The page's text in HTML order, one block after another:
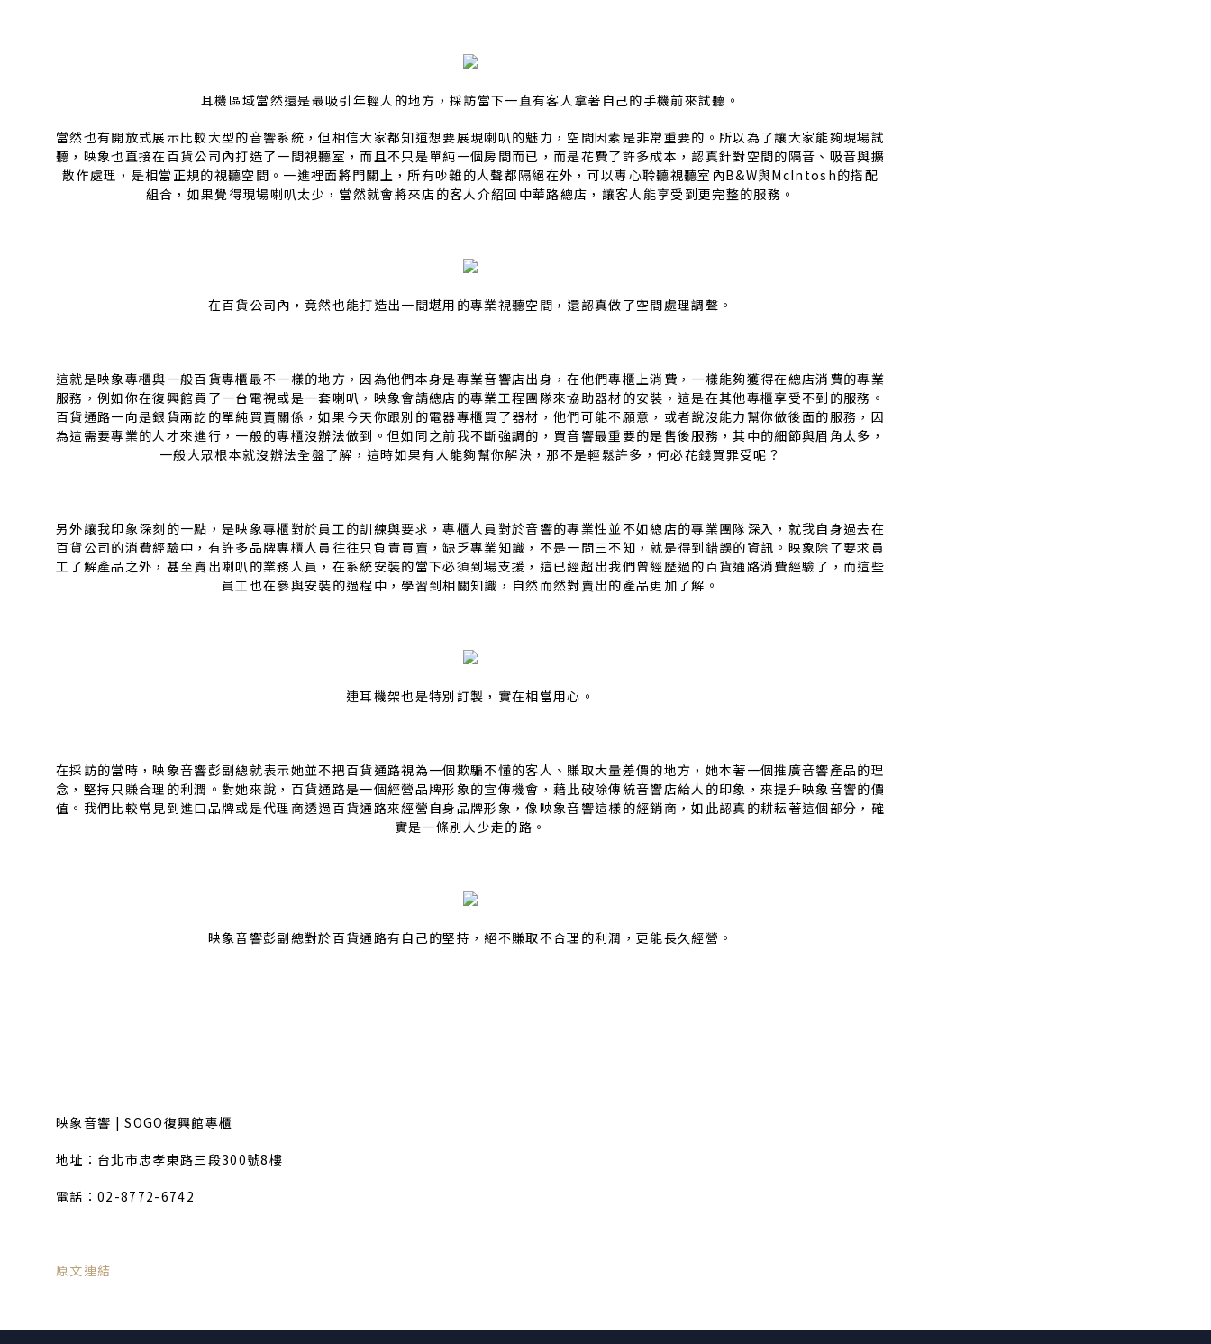
耳機區域當然還是最吸引年輕人的地方，採訪當下一直有客人拿著自己的手機前來試聽。
當然也有開放式展示比較大型的音響系統，但相信大家都知道想要展現喇叭的魅力，空間因素是非常重要的。所以為了讓大家能夠現場試
聽，映象也直接在百貨公司內打造了一間視聽室，而且不只是單純一個房間而已，而是花費了許多成本，認真針對空間的隔音、吸音與擴
散作處理，是相當正規的視聽空間。一進裡面將門關上，所有吵雜的人聲都隔絕在外，可以專心聆聽視聽室內B&W與McIntosh的搭配
組合，如果覺得現場喇叭太少，當然就會將來店的客人介紹回中華路總店，讓客人能享受到更完整的服務。
在百貨公司內，竟然也能打造出一間堪用的專業視聽空間，還認真做了空間處理調聲。
這就是映象專櫃與一般百貨專櫃最不一樣的地方，因為他們本身是專業音響店出身，在他們專櫃上消費，一樣能夠獲得在總店消費的專業
服務，例如你在復興館買了一台電視或是一套喇叭，映象會請總店的專業工程團隊來協助器材的安裝，這是在其他專櫃享受不到的服務。
百貨通路一向是銀貨兩訖的單純買賣關係，如果今天你跟別的電器專櫃買了器材，他們可能不願意，或者說沒能力幫你做後面的服務，因
為這需要專業的人才來進行，一般的專櫃沒辦法做到。但如同之前我不斷強調的，買音響最重要的是售後服務，其中的細節與眉角太多，
一般大眾根本就沒辦法全盤了解，這時如果有人能夠幫你解決，那不是輕鬆許多，何必花錢買罪受呢？
另外讓我印象深刻的一點，是映象專櫃對於員工的訓練與要求，專櫃人員對於音響的專業性並不如總店的專業團隊深入，就我自身過去在
百貨公司的消費經驗中，有許多品牌專櫃人員往往只負責買賣，缺乏專業知識，不是一問三不知，就是得到錯誤的資訊。映象除了要求員
工了解產品之外，甚至賣出喇叭的業務人員，在系統安裝的當下必須到場支援，這已經超出我們曾經歷過的百貨通路消費經驗了，而這些
員工也在參與安裝的過程中，學習到相關知識，自然而然對賣出的產品更加了解。
連耳機架也是特別訂製，實在相當用心。
在採訪的當時，映象音響彭副總就表示她並不把百貨通路視為一個欺騙不懂的客人、賺取大量差價的地方，她本著一個推廣音響產品的理
念，堅持只賺合理的利潤。對她來說，百貨通路是一個經營品牌形象的宣傳機會，藉此破除傳統音響店給人的印象，來提升映象音響的價
值。我們比較常見到進口品牌或是代理商透過百貨通路來經營自身品牌形象，像映象音響這樣的經銷商，如此認真的耕耘著這個部分，確
實是一條別人少走的路。
映象音響彭副總對於百貨通路有自己的堅持，絕不賺取不合理的利潤，更能長久經營。
映象音響 | SOGO復興館專櫃
地址：台北市忠孝東路三段300號8樓
電話：02-8772-6742
原文連結